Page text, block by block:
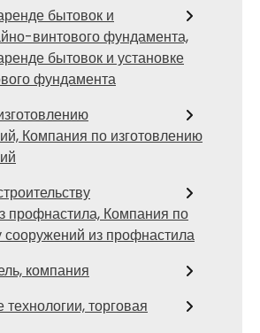
бытовок и
винтового фундамента,
бытовок и установке
фундамента
Компания по изготовлению
профнастила, Компания по
сооружений из профнастила
компания
торговая